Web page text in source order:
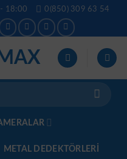
18:00 0(850) 309 63 54
METAL DEDEKTÖRLERI